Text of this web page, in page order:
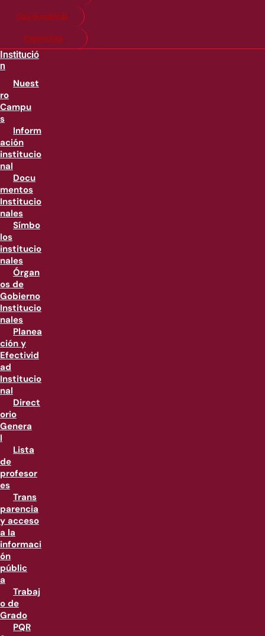
Guía de matricula
Pago en línea
Institució
n
Nuest
ro
Campu
s
Inform
ación
institucio
nal
Docu
mentos
Institucio
nales
Símbo
los
institucio
nales
Órgan
os de
Gobierno
Institucio
nales
Planea
ción y
Efectivid
ad
Institucio
nal
Direct
orio
Genera
l
Lista
de
profesor
es
Trans
parencia
y acceso
a la
informaci
ón
públic
a
Trabaj
o de
Grado
PQR